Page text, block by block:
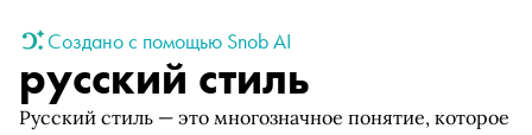
Создано с помощью Snob AI
русский стиль
Русский стиль — это многозначное понятие, которое